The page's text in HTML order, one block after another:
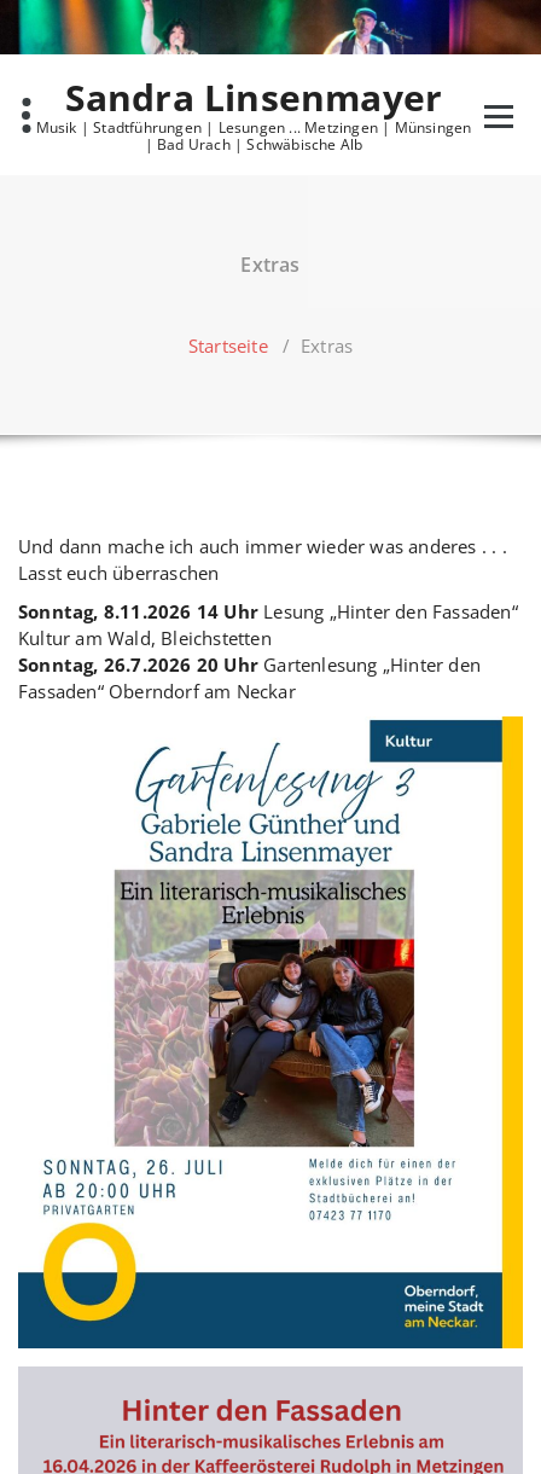
content
Sandra Linsenmayer
Musik | Stadtführungen | Lesungen ... Metzingen | Münsingen
| Bad Urach | Schwäbische Alb
Extras
Startseite/ Extras
Und dann mache ich auch immer wieder was anderes . . .
Lasst euch überraschen
Sonntag, 8.11.2026 14 Uhr Lesung „Hinter den Fassaden“
Kultur am Wald, Bleichstetten
Sonntag, 26.7.2026 20 Uhr Gartenlesung „Hinter den
Fassaden“ Oberndorf am Neckar